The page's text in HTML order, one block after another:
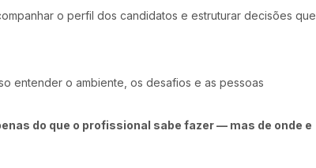
o perfil dos candidatos e estruturar decisões que
entender o ambiente, os desafios e as pessoas
do que o profissional sabe fazer — mas de onde e